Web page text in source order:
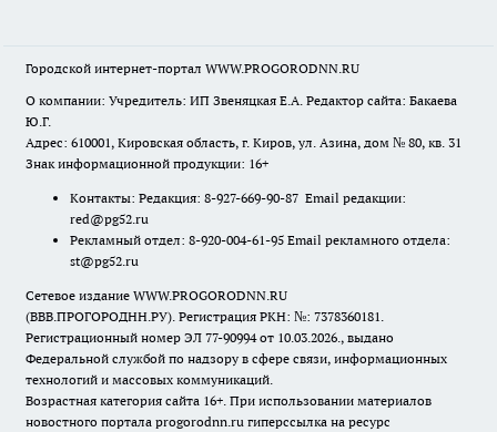
Городской интернет-портал WWW.PROGORODNN.RU
О компании: Учредитель: ИП Звеняцкая Е.А. Редактор сайта: Бакаева
Ю.Г.
Адрес: 610001, Кировская область, г. Киров, ул. Азина, дом № 80, кв. 31
Знак информационной продукции: 16+
Контакты: Редакция: 8-927-669-90-87 Email редакции:
red@pg52.ru
Рекламный отдел: 8-920-004-61-95 Email рекламного отдела:
st@pg52.ru
Сетевое издание WWW.PROGORODNN.RU
(ВВВ.ПРОГОРОДНН.РУ). Регистрация РКН: №: 7378360181.
Регистрационный номер ЭЛ 77-90994 от 10.03.2026., выдано
Федеральной службой по надзору в сфере связи, информационных
технологий и массовых коммуникаций.
Возрастная категория сайта 16+. При использовании материалов
новостного портала progorodnn.ru гиперссылка на ресурс